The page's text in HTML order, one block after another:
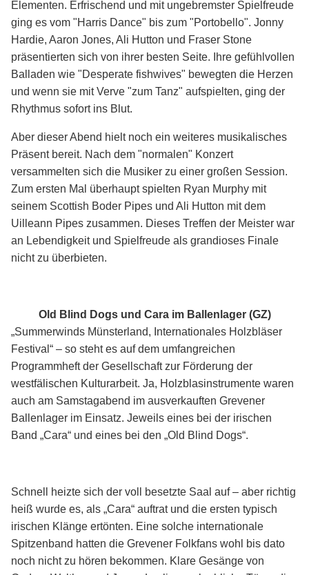
Elementen. Erfrischend und mit ungebremster Spielfreude
ging es vom "Harris Dance" bis zum "Portobello". Jonny
Hardie, Aaron Jones, Ali Hutton und Fraser Stone
präsentierten sich von ihrer besten Seite. Ihre gefühlvollen
Balladen wie "Desperate fishwives" bewegten die Herzen
und wenn sie mit Verve "zum Tanz" aufspielten, ging der
Rhythmus sofort ins Blut.
Aber dieser Abend hielt noch ein weiteres musikalisches
Präsent bereit. Nach dem "normalen" Konzert
versammelten sich die Musiker zu einer großen Session.
Zum ersten Mal überhaupt spielten Ryan Murphy mit
seinem Scottish Boder Pipes und Ali Hutton mit dem
Uilleann Pipes zusammen. Dieses Treffen der Meister war
an Lebendigkeit und Spielfreude als grandioses Finale
nicht zu überbieten.
Old Blind Dogs und Cara im Ballenlager (GZ)
„Summerwinds Münsterland, Internationales Holzbläser
Festival“ – so steht es auf dem umfangreichen
Programmheft der Gesellschaft zur Förderung der
westfälischen Kulturarbeit. Ja, Holzblasinstrumente waren
auch am Samstagabend im ausverkauften Grevener
Ballenlager im Einsatz. Jeweils eines bei der irischen
Band „Cara“ und eines bei den „Old Blind Dogs“.
Schnell heizte sich der voll besetzte Saal auf – aber richtig
heiß wurde es, als „Cara“ auftrat und die ersten typisch
irischen Klänge ertönten. Eine solche internationale
Spitzenband hatten die Grevener Folkfans wohl bis dato
noch nicht zu hören bekommen. Klare Gesänge von